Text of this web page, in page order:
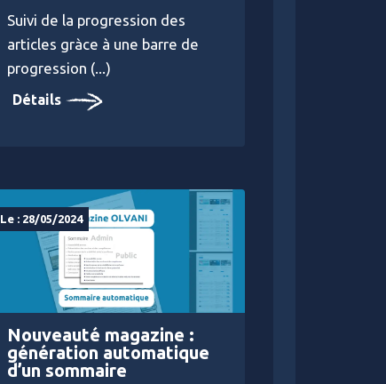
Suivi de la progression des
articles gràce à une barre de
progression (...)
Détails
Le : 28/05/2024
Nouveauté magazine :
génération automatique
d’un sommaire